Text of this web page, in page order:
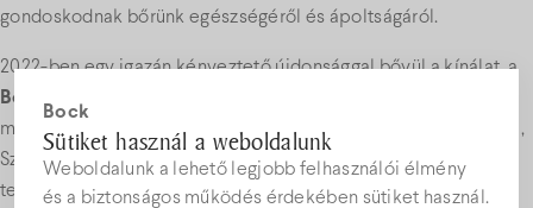
Bock
Sütiket használ a weboldalunk
Weboldalunk a lehető legjobb felhasználói élmény
és a biztonságos működés érdekében sütiket használ.
gondoskodnak bőrünk egészségéről és ápoltságáról.
2022-ben egy igazán kényeztető újdonsággal bővül a kínálat, a
Bock Delight
megszületéséről a termék megálmodójával és kifejlesztőjével,
Szűcs-Bálint Andreával, azInfinisweet Kft. vezető
termékfejlesztő mérnökével, ügyvezető – tulajdonosával
Kiadványok